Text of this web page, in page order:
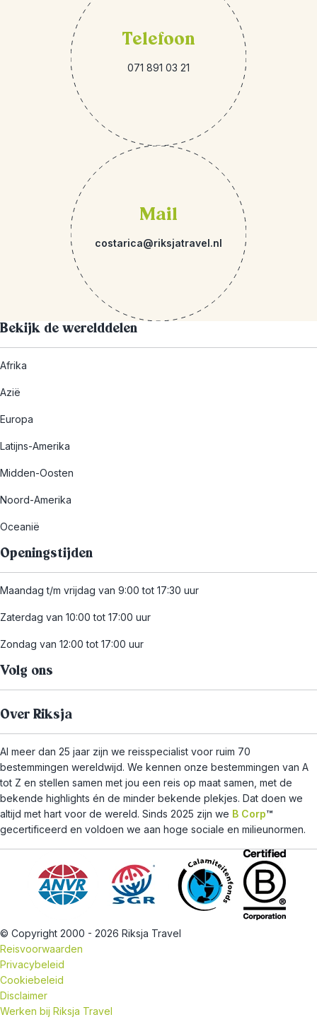
Telefoon
071 891 03 21
Mail
costarica@riksjatravel.nl
Bekijk de werelddelen
Afrika
Azië
Europa
Latijns-Amerika
Midden-Oosten
Noord-Amerika
Oceanië
Openingstijden
Maandag t/m vrijdag van 9:00 tot 17:30 uur
Zaterdag van 10:00 tot 17:00 uur
Zondag van 12:00 tot 17:00 uur
Volg ons
Over Riksja
Al meer dan 25 jaar zijn we reisspecialist voor ruim 70
bestemmingen wereldwijd. We kennen onze bestemmingen van A
tot Z en stellen samen met jou een reis op maat samen, met de
bekende highlights én de minder bekende plekjes. Dat doen we
altijd met hart voor de wereld. Sinds 2025 zijn we B Corp™
gecertificeerd en voldoen we aan hoge sociale en milieunormen.
© Copyright 2000 - 2026 Riksja Travel
Reisvoorwaarden
Privacybeleid
Cookiebeleid
Disclaimer
Werken bij Riksja Travel